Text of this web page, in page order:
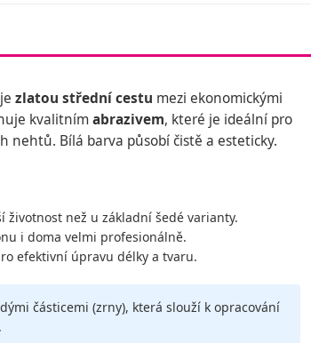
zlatou střední cestu mezi ekonomickými
kvalitnímabrazivem, které je ideální pro
nehtů. Bílá barva působí čistě a esteticky.
než u základní šedé varianty.
i doma velmi profesionálně.
efektivní úpravu délky a tvaru.
částicemi (zrny), která slouží k opracování